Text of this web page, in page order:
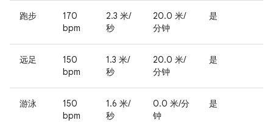
跑步
170
bpm
2.3 米/
秒
20.0 米/
分钟
是
远足
150
bpm
1.3 米/
秒
20.0 米/
分钟
是
游泳
150
bpm
1.6 米/
秒
0.0 米/分
钟
是